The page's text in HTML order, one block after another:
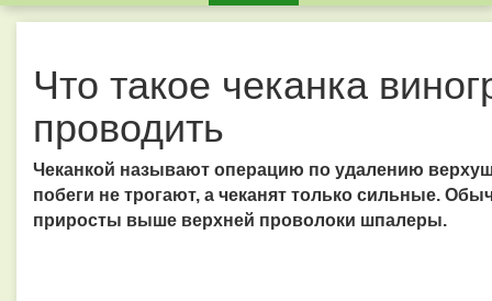
Что такое чеканка
проводить
Чеканкой называют операцию по удалению
побеги не трогают, а чеканят только сильные.
приросты выше верхней проволоки шпалеры.